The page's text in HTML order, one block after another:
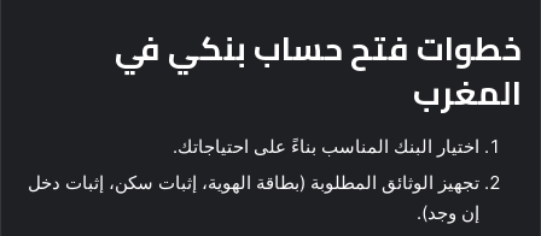
خطوات فتح حساب بنكي في
المغرب
اختيار البنك المناسب بناءً على احتياجاتك.
تجهيز الوثائق المطلوبة (بطاقة الهوية، إثبات سكن، إثبات دخل
إن وجد).